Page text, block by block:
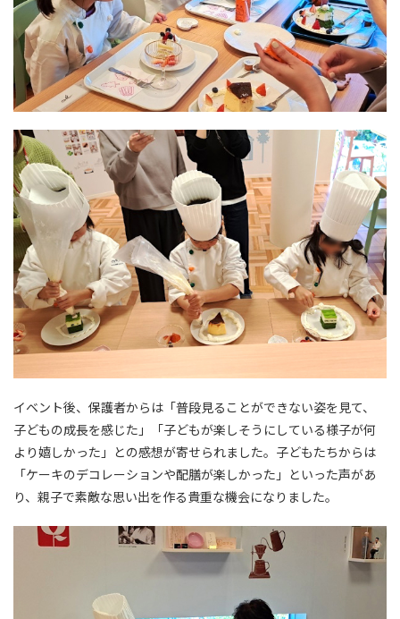
イベント後、保護者からは「普段見ることができない姿を見て、
子どもの成長を感じた」「子どもが楽しそうにしている様子が何
より嬉しかった」との感想が寄せられました。子どもたちからは
「ケーキのデコレーションや配膳が楽しかった」といった声があ
り、親子で素敵な思い出を作る貴重な機会になりました。